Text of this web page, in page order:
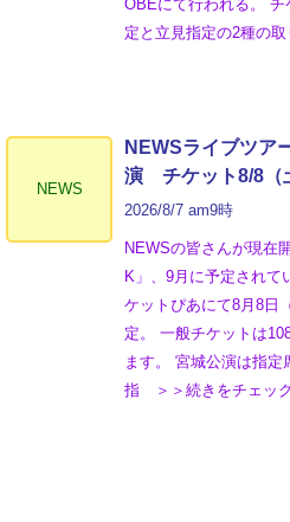
OBEにて行われる。
定と立見指定の2種の
NEWS
NEWSライブツア
演 チケット8/8（
2026/8/7 am9時
NEWSの皆さんが現在
K」、9月に予定されて
ケットぴあにて8月8日
定。 一般チケットは
ます。 宮城公演は指定
指 ＞＞続きをチェック